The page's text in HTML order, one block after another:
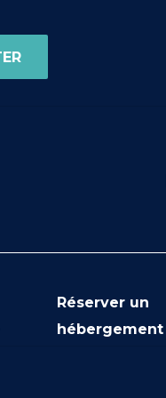
Réserver un
hébergement